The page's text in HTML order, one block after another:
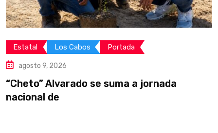
Estatal Los Cabos Portada
agosto 9, 2026
“Cheto” Alvarado se suma a jornada
nacional de